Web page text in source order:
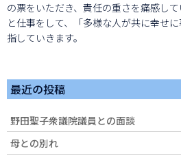
の票をいただき、責任の重さを痛感し
と仕事をして、「多様な人が共に幸せ
指していきます。
最近の投稿
野田聖子衆議院議員との面談
母との別れ